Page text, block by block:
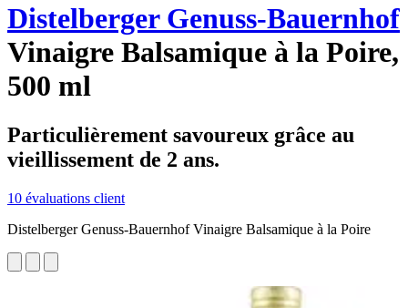
Distelberger Genuss-Bauernhof
Vinaigre Balsamique à la Poire,
500 ml
Particulièrement savoureux grâce au
vieillissement de 2 ans.
10 évaluations client
Distelberger Genuss-Bauernhof Vinaigre Balsamique à la Poire